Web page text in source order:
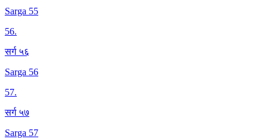
Sarga 55
56.
सर्ग ५६
Sarga 56
57.
सर्ग ५७
Sarga 57